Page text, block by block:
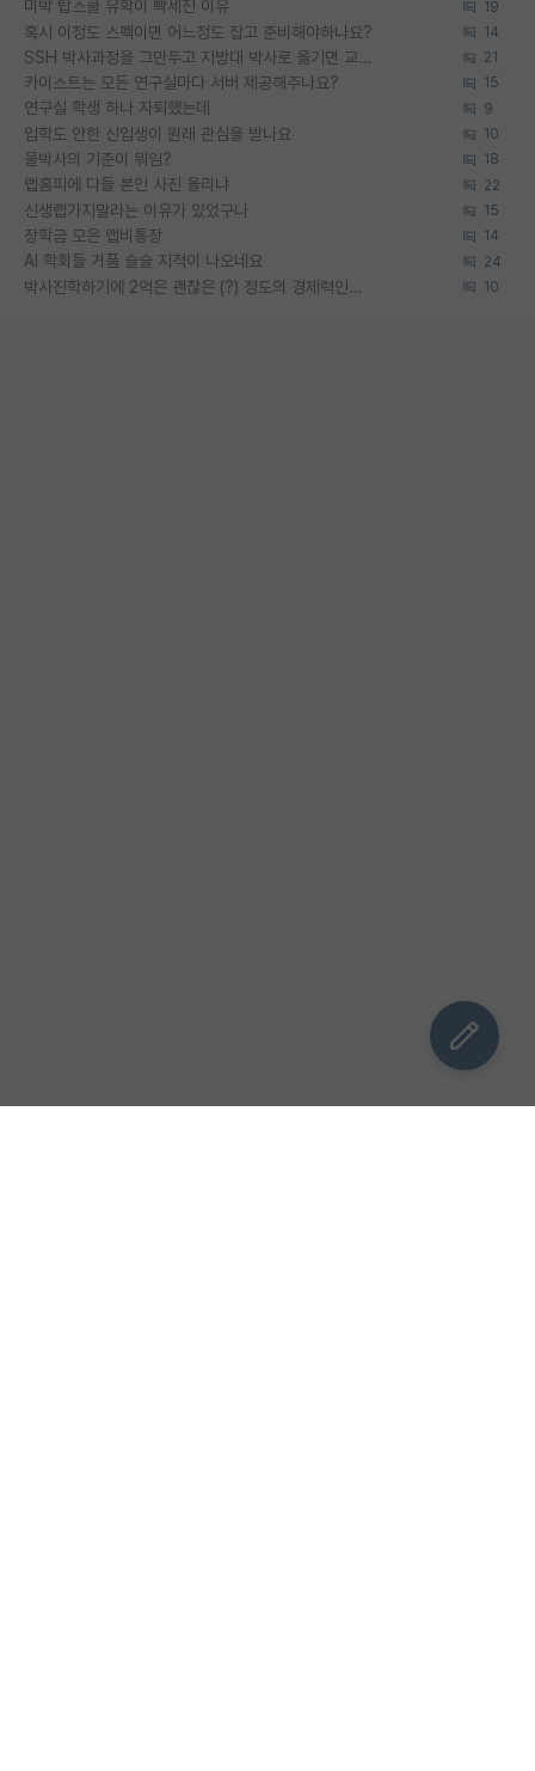
미박 탑스쿨 유학이 빡세진 이유 19
혹시 이정도 스펙이면 어느정도 잡고 준비해야하나요? 14
SSH 박사과정을 그만두고 지방대 박사로 옮기면 교수의 꿈은 끝일까요? 21
카이스트는 모든 연구실마다 서버 제공해주나요? 15
연구실 학생 하나 자퇴했는데 9
입학도 안한 신입생이 원래 관심을 받나요 10
물박사의 기준이 뭐임? 18
랩홈피에 다들 본인 사진 올리냐 22
신생랩가지말라는 이유가 있었구나 15
장학금 모은 랩비통장 14
AI 학회들 거품 슬슬 지적이 나오네요 24
박사진학하기에 2억은 괜찮은 (?) 정도의 경제력인가요 10